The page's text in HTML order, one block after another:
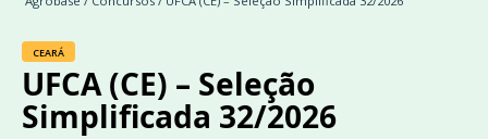
CEARÁ
UFCA (CE) – Seleção
Simplificada 32/2026